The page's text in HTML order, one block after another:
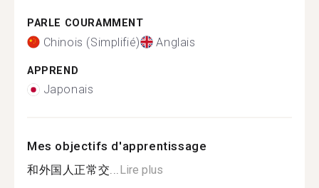
PARLE COURAMMENT
Chinois (Simplifié) Anglais
APPREND
Japonais
Mes objectifs d'apprentissage
和外国人正常交...Lire plus